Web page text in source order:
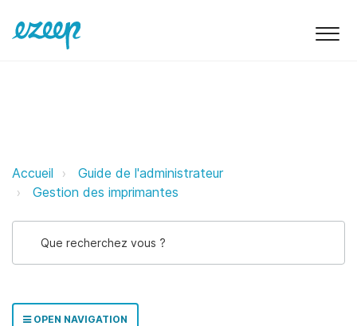
Ajouter des imprimantes à partir
Accueil
Guide de l'administrateur
Gestion des imprimantes
OPEN NAVIGATION